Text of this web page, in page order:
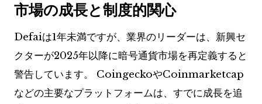
市場の成長と制度的関心
Defaiは1年未満ですが、業界のリーダーは、新興セ
クターが2025年以降に暗号通貨市場を再定義すると
警告しています。 CoingeckoやCoinmarketcap
などの主要なプラットフォームは、すでに成長を追